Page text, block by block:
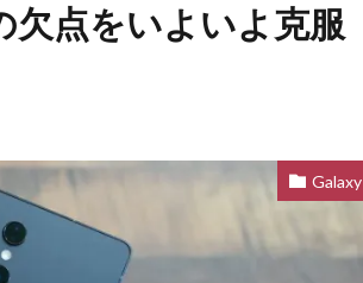
欠点をいよいよ克服
Galaxy